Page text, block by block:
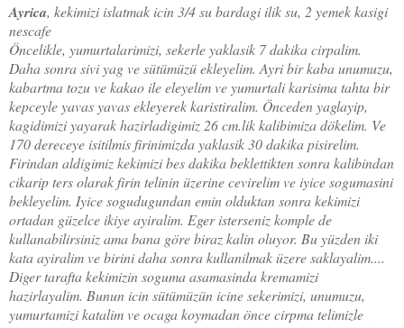
Ayrica, kekimizi islatmak icin 3/4 su bardagi ilik su, 2 yemek kasigi
nescafe
Öncelikle, yumurtalarimizi, sekerle yaklasik 7 dakika cirpalim.
Daha sonra sivi yag ve sütümüzü ekleyelim. Ayri bir kaba unumuzu,
kabartma tozu ve kakao ile eleyelim ve yumurtali karisima tahta bir
kepceyle yavas yavas ekleyerek karistiralim. Önceden yaglayip,
kagidimizi yayarak hazirladigimiz 26 cm.lik kalibimiza dökelim. Ve
170 dereceye isitilmis firinimizda yaklasik 30 dakika pisirelim.
Firindan aldigimiz kekimizi bes dakika beklettikten sonra kalibindan
cikarip ters olarak firin telinin üzerine cevirelim ve iyice sogumasini
bekleyelim. Iyice sogudugundan emin olduktan sonra kekimizi
ortadan güzelce ikiye ayiralim. Eger isterseniz komple de
kullanabilirsiniz ama bana göre biraz kalin oluyor. Bu yüzden iki
kata ayiralim ve birini daha sonra kullanilmak üzere saklayalim....
Diger tarafta kekimizin soguma asamasinda kremamizi
hazirlayalim. Bunun icin sütümüzün icine sekerimizi, unumuzu,
yumurtamizi katalim ve ocaga koymadan önce cirpma telimizle